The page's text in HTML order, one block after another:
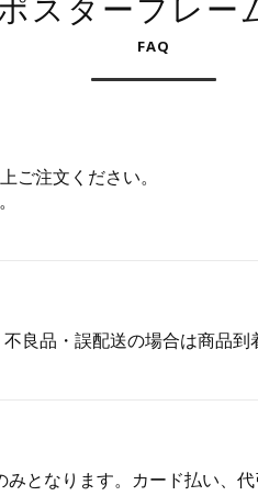
FAQ
ご注文ください。
良品・誤配送の場合は商品
となります。カード払い、